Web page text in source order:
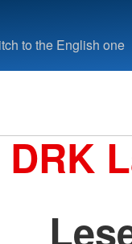
to the English one
DRK